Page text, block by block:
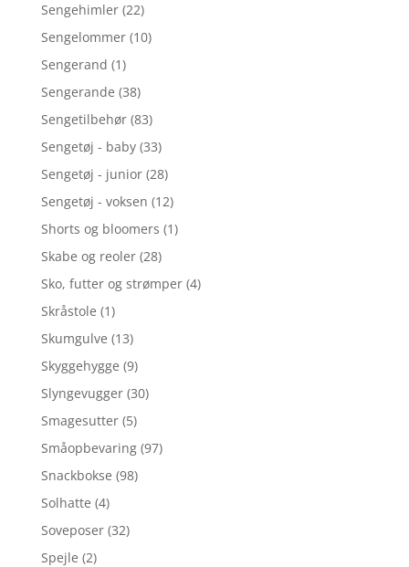
Sengehimler (22)
Sengelommer (10)
Sengerand (1)
Sengerande (38)
Sengetilbehør (83)
Sengetøj - baby (33)
Sengetøj - junior (28)
Sengetøj - voksen (12)
Shorts og bloomers (1)
Skabe og reoler (28)
Sko, futter og strømper (4)
Skråstole (1)
Skumgulve (13)
Skyggehygge (9)
Slyngevugger (30)
Smagesutter (5)
Småopbevaring (97)
Snackbokse (98)
Solhatte (4)
Soveposer (32)
Spejle (2)